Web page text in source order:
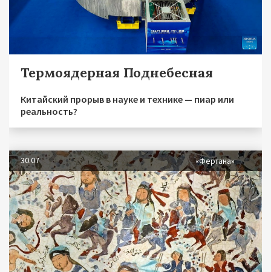
Термоядерная Поднебесная
Китайский прорыв в науке и технике — пиар или
реальность?
30.07 «Фергана»